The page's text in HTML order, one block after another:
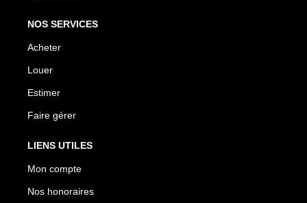
NOS SERVICES
Acheter
Louer
Estimer
Faire gérer
LIENS UTILES
Mon compte
Nos honoraires